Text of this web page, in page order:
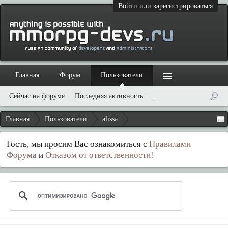
Войти или зарегистрироваться
Главная Пользователи alissa
Гость, мы просим Вас ознакомиться с Правилами
Форума и Отказом от ответственности!
Главная Форум Пользователи
Сейчас на форуме Последняя активность ...